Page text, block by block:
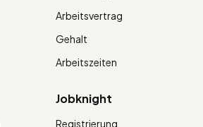
Arbeitsvertrag
Gehalt
Arbeitszeiten
Jobknight
Registrierung